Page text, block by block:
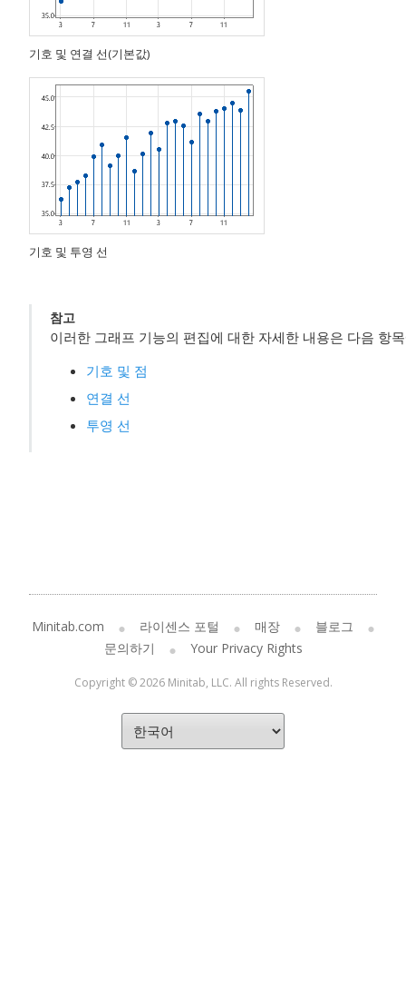
기호 및 연결 선(기본값)
기호 및 투영 선
참고
이러한 그래프 기능의 편집에 대한 자세한 내용은 다음 항
기호 및 점
연결 선
투영 선
Minitab.com 라이센스 포털 매장
블로그
문의하기
Your Privacy Rights
Copyright © 2026 Minitab, LLC. All rights Reserved.